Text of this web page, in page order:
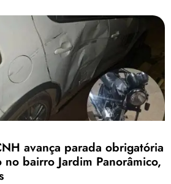
avança parada obrigatória
bairro Jardim Panorâmico,